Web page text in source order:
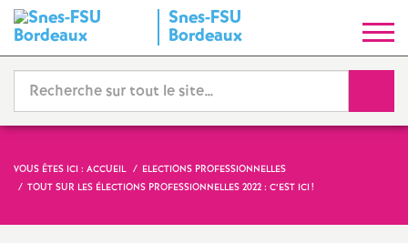
Snes-FSU
Bordeaux
y
n
d
i
VOUS ÊTES ICI : ACCUEIL
ELECTIONS PROFESSIONNELLES
TOUT SUR LES ÉLECTIONS PROFESSIONNELLES 2022 : C’EST ICI!